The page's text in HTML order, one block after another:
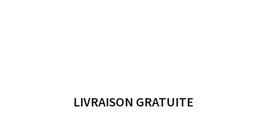
LIVRAISON GRATUITE